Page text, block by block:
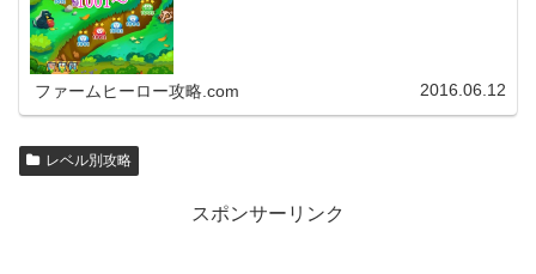
ファームヒーロー攻略.com 2016.06.12
レベル別攻略
スポンサーリンク